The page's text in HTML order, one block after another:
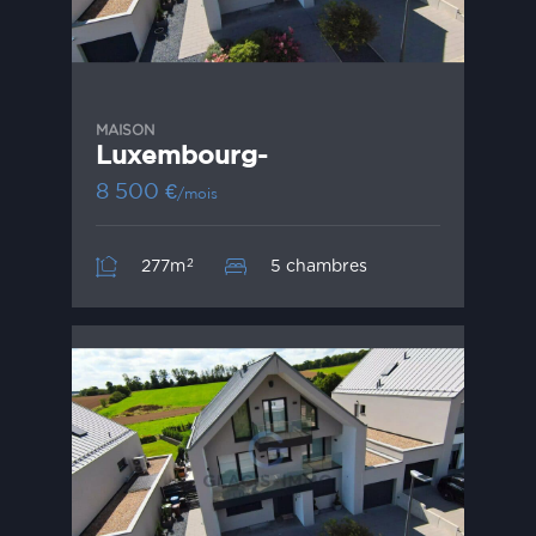
MAISON
Luxembourg-
8 500 €/mois
277m2 5 chambres